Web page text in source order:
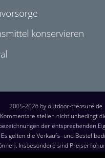
konservieren
2005-2026 by outdoor-treasure.de
stellen nicht unbedingt
der entsprechenden
gelten die Verkaufs- und
Insbesondere sind